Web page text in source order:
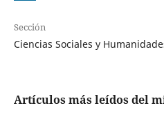
Sección
Ciencias Sociales y
Artículos más leídos del